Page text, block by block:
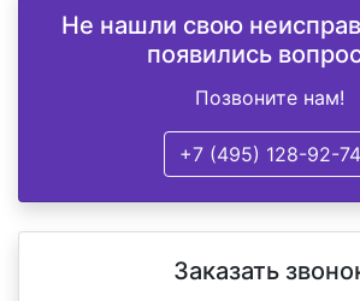
Не нашли свою
появились
Позвоните нам!
+7 (495) 128-92-74
Заказать